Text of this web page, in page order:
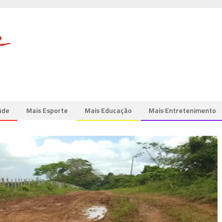
Mais Esporte Mais Educação Mais Entretenimento